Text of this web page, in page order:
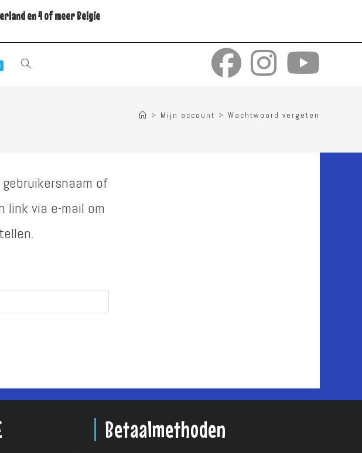
en 4 of meer Belgie
Toggle
> Mijn account > Wachtwoord vergeten
of
link via e-mail om
Betaalmethoden